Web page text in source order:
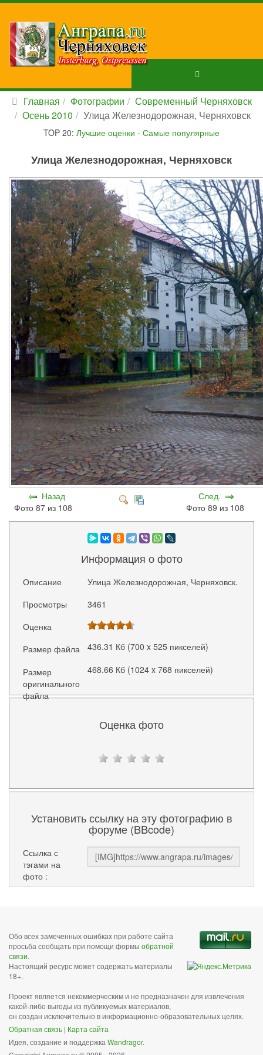
Главная Фотографии
Современный Черняховск
Осень 2010
Улица Железнодорожная, Черняховск
TOP 20: Лучшие оценки - Самые популярные
Улица Железнодорожная, Черняховск
Назад
Фото 87 из 108
След.
Фото 89 из 108
Информация о фото
Описание
Улица Железнодорожная, Черняховск.
Просмотры
3461
Оценка
Размер файла
436.31 Кб (700 x 525 пикселей)
Размер
оригинального
файла
468.66 Кб (1024 x 768 пикселей)
Оценка фото
Установить ссылку на эту фотографию в
форуме (BBcode)
Ссылка с
тэгами на
фото :
Обо всех замеченных ошибках при работе сайта
просьба сообщать при помощи формы обратной
связи.
Настоящий ресурс может содержать материалы
18+.
Проект является некоммерческим и не предназначен для извлечения
какой-либо выгоды из публикуемых материалов,
он создан исключительно в информационно-образовательных целях.
Обратная связь | Карта сайта
Идея, создание и поддержка Wandragor.